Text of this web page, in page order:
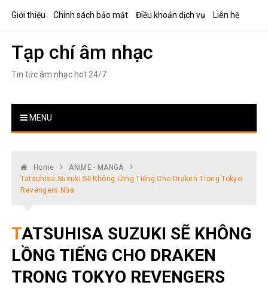
Giới thiệu Chính sách bảo mật Điều khoản dịch vụ Liên hệ
Tạp chí âm nhạc
Tin tức âm nhạc hot 24/7
MENU
Home
ANIME - MANGA
Tatsuhisa Suzuki Sẽ Không Lồng Tiếng Cho Draken Trong Tokyo
Revengers Nữa
TATSUHISA SUZUKI SẼ KHÔNG
LỒNG TIẾNG CHO DRAKEN
TRONG TOKYO REVENGERS